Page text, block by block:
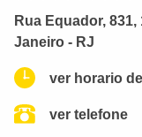
Rua Equador,
Janeiro - RJ
ver horario
ver telefone